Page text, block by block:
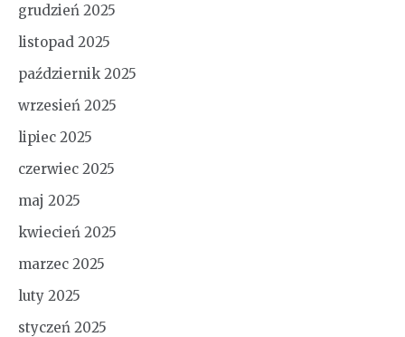
grudzień 2025
listopad 2025
październik 2025
wrzesień 2025
lipiec 2025
czerwiec 2025
maj 2025
kwiecień 2025
marzec 2025
luty 2025
styczeń 2025